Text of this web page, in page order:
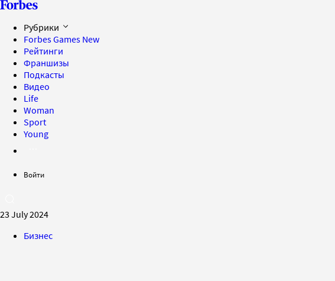
Рубрики
Forbes Games New
Рейтинги
Франшизы
Подкасты
Видео
Life
Woman
Sport
Young
Войти
23 July 2024
Бизнес